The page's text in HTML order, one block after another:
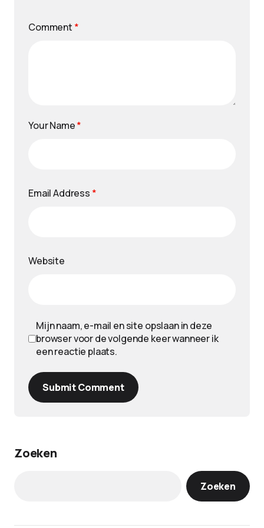
Comment *
Your Name*
Email Address *
Website
Mijn naam, e-mail en site opslaan in deze
browser voor de volgende keer wanneer ik
een reactie plaats.
Submit Comment
Zoeken
Zoeken